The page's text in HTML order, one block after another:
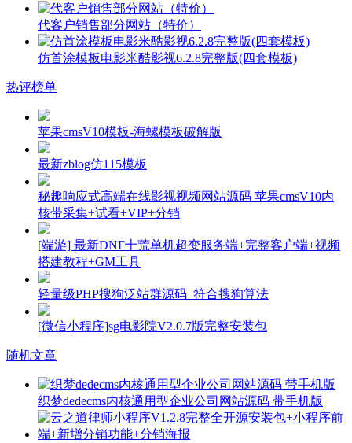
代客户销售部分网站（特价）
仿首涂模板电影米酷影视6.2.8完整版(四套模板)
热评榜单
苹果cmsV10模板-海螺模板破解版
最新zblog仿115模板
秘趣响应式高端在线影视视频网站源码 苹果cmsV10内
核带采集+试看+VIP+分销
[端游] 最新DNF十荒单机超变服务端+完整客户端+视频
搭建教程+GM工具
轻量级PHP搜狗泛站群源码_符合搜狗算法
[微信小程序]sg电影院V2.0.7版完整安装包
随机文章
织梦dedecms内核通用型企业公司网站源码 带手机版